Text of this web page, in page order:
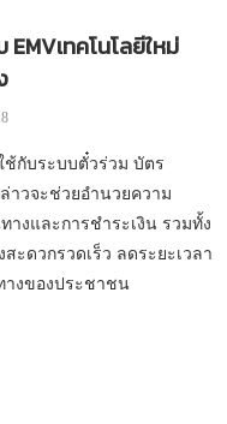
เทคโนโลยีใหม่
กับระบบตั๋วร่วม บัตร
าวจะช่วยอำนวยความ
งและการชำระเงิน รวมทั้ง
ะดวกรวดเร็ว ลดระยะเวลา
างของประชาชน